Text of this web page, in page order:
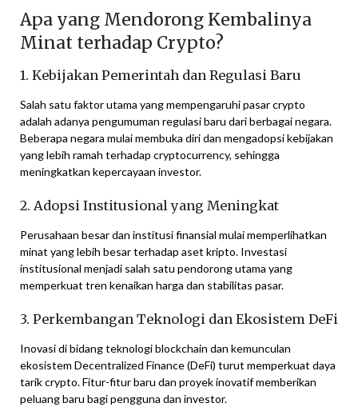
Apa yang Mendorong Kembalinya
Minat terhadap Crypto?
1. Kebijakan Pemerintah dan Regulasi Baru
Salah satu faktor utama yang mempengaruhi pasar crypto
adalah adanya pengumuman regulasi baru dari berbagai negara.
Beberapa negara mulai membuka diri dan mengadopsi kebijakan
yang lebih ramah terhadap cryptocurrency, sehingga
meningkatkan kepercayaan investor.
2. Adopsi Institusional yang Meningkat
Perusahaan besar dan institusi finansial mulai memperlihatkan
minat yang lebih besar terhadap aset kripto. Investasi
institusional menjadi salah satu pendorong utama yang
memperkuat tren kenaikan harga dan stabilitas pasar.
3. Perkembangan Teknologi dan Ekosistem DeFi
Inovasi di bidang teknologi blockchain dan kemunculan
ekosistem Decentralized Finance (DeFi) turut memperkuat daya
tarik crypto. Fitur-fitur baru dan proyek inovatif memberikan
peluang baru bagi pengguna dan investor.